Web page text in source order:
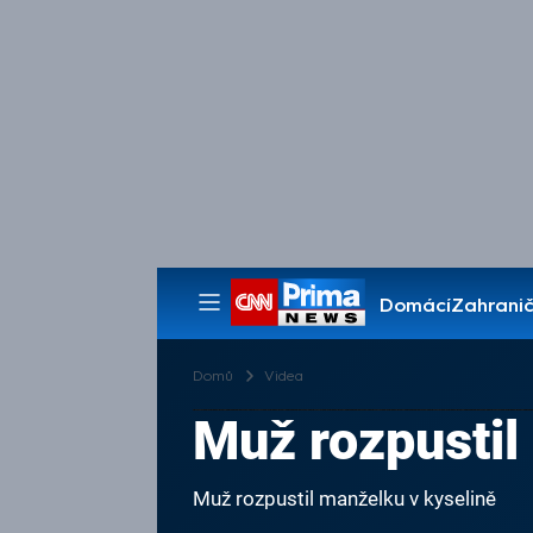
Domácí
Pořady
Domů Videa
Muž
Muž rozpustil manželku v kyselině